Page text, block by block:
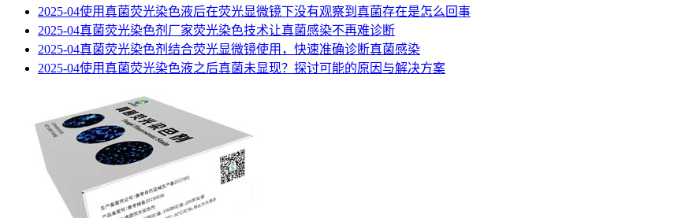
2025-04使用真菌荧光染色液后在荧光显微镜下没有观察到真菌存在是怎么回事
2025-04真菌荧光染色剂厂家荧光染色技术让真菌感染不再难诊断
2025-04真菌荧光染色剂结合荧光显微镜使用，快速准确诊断真菌感染
2025-04使用真菌荧光染色液之后真菌未显现？探讨可能的原因与解决方案